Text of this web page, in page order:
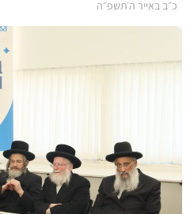
כ״ב באייר ה׳תשפ״ה